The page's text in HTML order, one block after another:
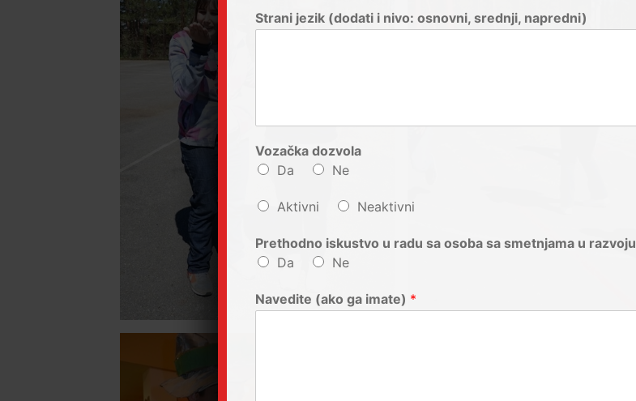
Strani jezik (dodati i nivo: osnovni, srednji, napredni)
Vozačka dozvola
Da
Ne
Aktivni Neaktivni
Prethodno iskustvo u radu sa osoba sa smetnjama u razvoju
Da
Ne
Navedite (ako ga imate) *